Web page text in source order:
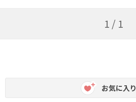
1 / 1
お気に入り